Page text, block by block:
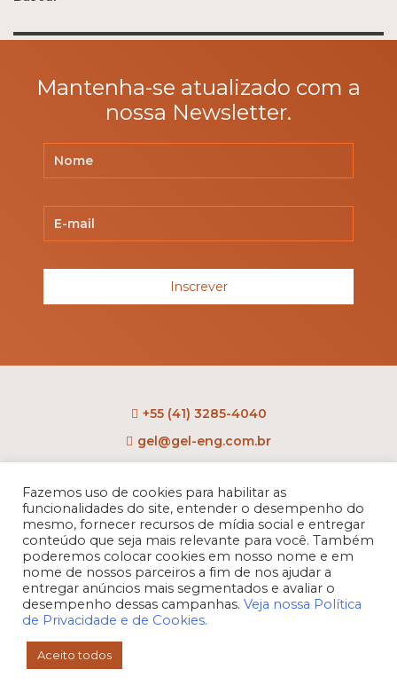
por:
Mantenha-se atualizado com a
nossa Newsletter.
Inscrever
+55 (41) 3285-4040
gel@gel-eng.com.br
Rua Benedito Carollo, 1251
CEP: 81290-060 - CIC
Curitiba - PR - Brasil
Fazemos uso de cookies para habilitar as
funcionalidades do site, entender o desempenho do
mesmo, fornecer recursos de mídia social e entregar
conteúdo que seja mais relevante para você. Também
poderemos colocar cookies em nosso nome e em
nome de nossos parceiros a fim de nos ajudar a
entregar anúncios mais segmentados e avaliar o
desempenho dessas campanhas. Veja nossa Política
de Privacidade e de Cookies.
Aceito todos